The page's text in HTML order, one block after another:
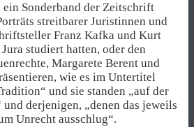
ein Sonderband der Zeitschrift
streitbarer Juristinnen und
Franz Kafka und Kurt
studiert hatten, oder den
Margarete Berent und
wie es im Untertitel
und sie standen „auf der
derjenigen, „denen das jeweils
Unrecht ausschlug“.